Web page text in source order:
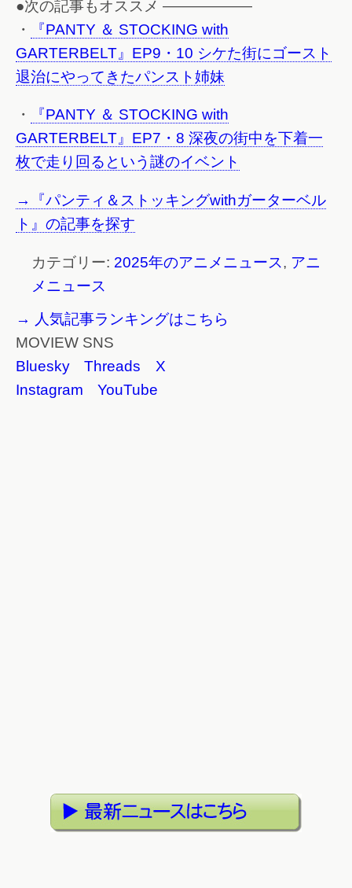
●次の記事もオススメ ——————
・
『PANTY ＆ STOCKING with
GARTERBELT』EP9・10 シケた街にゴースト
退治にやってきたパンスト姉妹
・
『PANTY ＆ STOCKING with
GARTERBELT』EP7・8 深夜の街中を下着一
枚で走り回るという謎のイベント
→『パンティ＆ストッキングwithガーターベル
ト』の記事を探す
カテゴリー: 2025年のアニメニュース, アニ
メニュース
→ 人気記事ランキングはこちら
MOVIEW SNS
Bluesky
Threads
X
Instagram
YouTube